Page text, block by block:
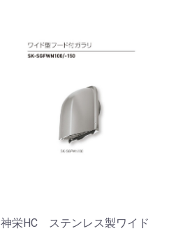
神栄HC ステンレス製ワイド